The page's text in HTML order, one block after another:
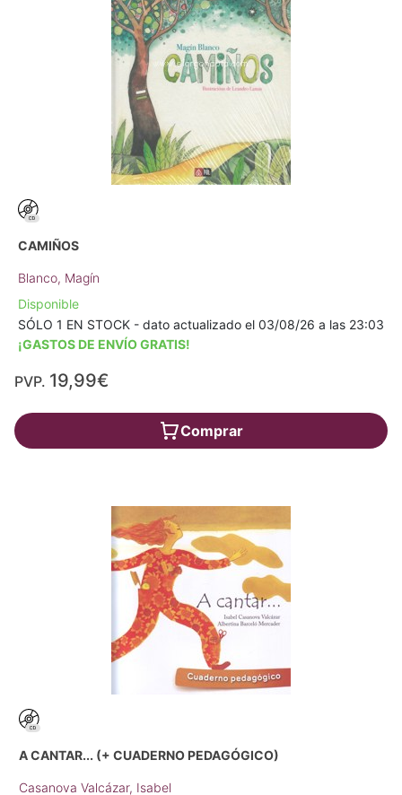
CAMIÑOS
Blanco, Magín
Disponible
SÓLO 1 EN STOCK - dato actualizado el 03/08/26 a las 23:03
¡GASTOS DE ENVÍO GRATIS!
PVP. 19,99€
Comprar
A CANTAR... (+ CUADERNO PEDAGÓGICO)
Casanova Valcázar, Isabel